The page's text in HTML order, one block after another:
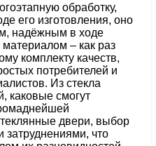
обработку,
его изготовления, оно
надёжным в ходе
– как раз
комплекту качеств,
потребителей и
Из стекла
каковые смогут
двери, выбор
затруднениями, что